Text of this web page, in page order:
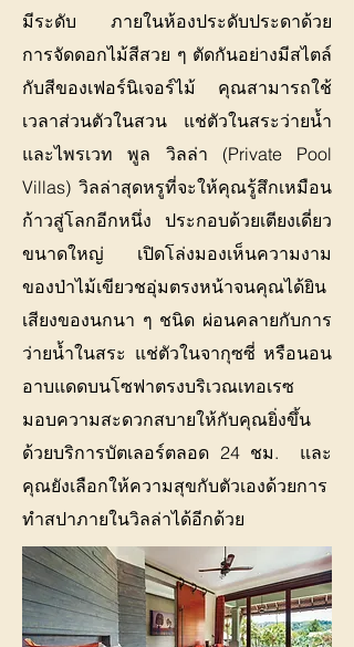
มีระดับ ภายในห้องประดับประดาด้วย
การจัดดอกไม้สีสวย ๆ ตัดกันอย่างมีสไตล์
กับสีของเฟอร์นิเจอร์ไม้ คุณสามารถใช้
เวลาส่วนตัวในสวน แช่ตัวในสระว่ายน้ำ
และไพรเวท พูล วิลล่า (Private Pool
Villas) วิลล่าสุดหรูที่จะให้คุณรู้สึกเหมือน
ก้าวสู่โลกอีกหนึ่ง ประกอบด้วยเตียงเดี่ยว
ขนาดใหญ่ เปิดโล่งมองเห็นความงาม
ของป่าไม้เขียวชอุ่มตรงหน้าจนคุณได้ยิน
เสียงของนกนา ๆ ชนิด ผ่อนคลายกับการ
ว่ายน้ำในสระ แช่ตัวในจากุซซี่ หรือนอน
อาบแดดบนโซฟาตรงบริเวณเทอเรซ
มอบความสะดวกสบายให้กับคุณยิ่งขึ้น
ด้วยบริการบัตเลอร์ตลอด 24 ชม. และ
คุณยังเลือกให้ความสุขกับตัวเองด้วยการ
ทำสปาภายในวิลล่าได้อีกด้วย